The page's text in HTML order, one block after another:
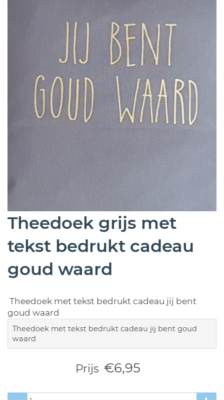
Theedoek grijs met
tekst bedrukt cadeau
goud waard
Theedoek met tekst bedrukt cadeau jij bent
goud waard
Theedoek met tekst bedrukt cadeau jij bent goud
waard
Prijs €6,95